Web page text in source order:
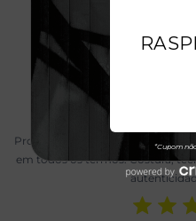
Produto de altíssima qualidade.
em todos os termos. Costura,